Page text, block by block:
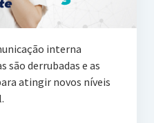
interna
são derrubadas e as
atingir novos níveis